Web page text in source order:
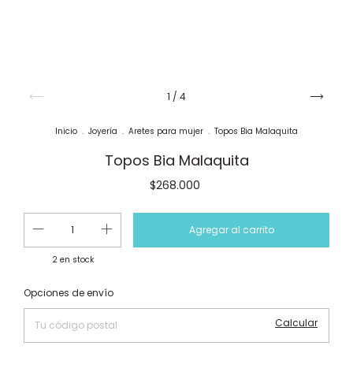
1 / 4
Inicio . Joyería . Aretes para mujer . Topos Bia Malaquita
Topos Bia Malaquita
$268.000
2en stock
Entregas para el CP:
Opciones de envío
Calcular